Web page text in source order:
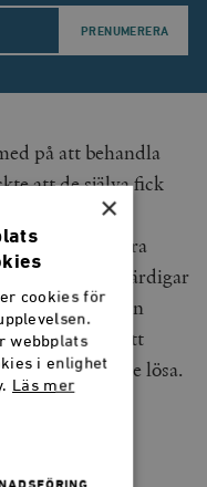
på att behandla
att de själva fick
i framtiden göra
inte rättfärdigar
de även
inte är rätt
inte kunde lösa.
×
cookies för
webbplats
i enlighet
Läs mer